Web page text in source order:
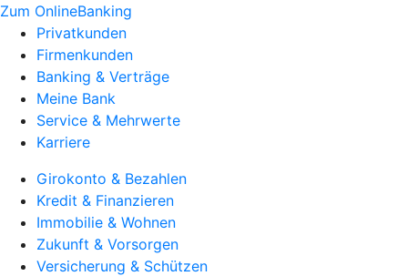
Zum OnlineBanking
Privatkunden
Firmenkunden
Banking & Verträge
Meine Bank
Service & Mehrwerte
Karriere
Girokonto & Bezahlen
Kredit & Finanzieren
Immobilie & Wohnen
Zukunft & Vorsorgen
Versicherung & Schützen